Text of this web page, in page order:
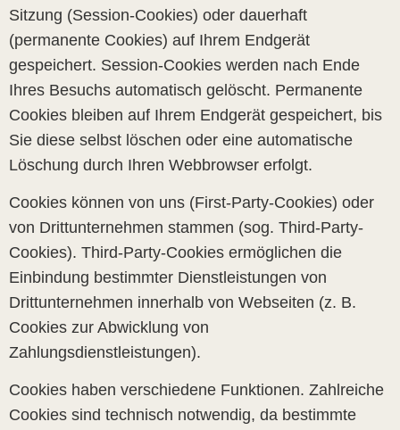
Sitzung (Session-Cookies) oder dauerhaft
(permanente Cookies) auf Ihrem Endgerät
gespeichert. Session-Cookies werden nach Ende
Ihres Besuchs automatisch gelöscht. Permanente
Cookies bleiben auf Ihrem Endgerät gespeichert, bis
Sie diese selbst löschen oder eine automatische
Löschung durch Ihren Webbrowser erfolgt.
Cookies können von uns (First-Party-Cookies) oder
von Drittunternehmen stammen (sog. Third-Party-
Cookies). Third-Party-Cookies ermöglichen die
Einbindung bestimmter Dienstleistungen von
Drittunternehmen innerhalb von Webseiten (z. B.
Cookies zur Abwicklung von
Zahlungsdienstleistungen).
Cookies haben verschiedene Funktionen. Zahlreiche
Cookies sind technisch notwendig, da bestimmte